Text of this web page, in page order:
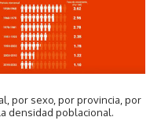
por sexo, por provincia, por
densidad poblacional.